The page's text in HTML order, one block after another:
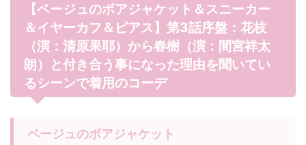
【ベージュのボアジャケット＆スニーカー
＆イヤーカフ＆ピアス】第3話序盤：花枝
（演：清原果耶）から春樹（演：間宮祥太
朗）と付き合う事になった理由を聞いてい
るシーンで着用のコーデ
ベージュのボアジャケット